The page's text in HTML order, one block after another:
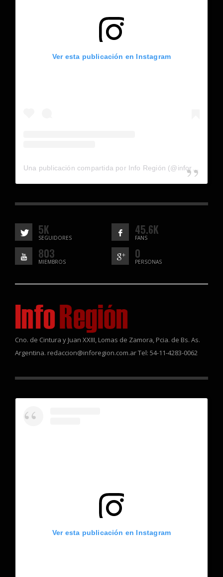
Ver esta publicación en Instagram
5K
SEGUIDORES
45.6K
FANS
803
MIEMBROS
0
PERSONAS
Cno. de Cintura y Juan XXIII, Lomas de Zamora, Pcia. de Bs. As.
Argentina. redaccion@inforegion.com.ar Tel: 54-11-4283-0062
Ver esta publicación en Instagram